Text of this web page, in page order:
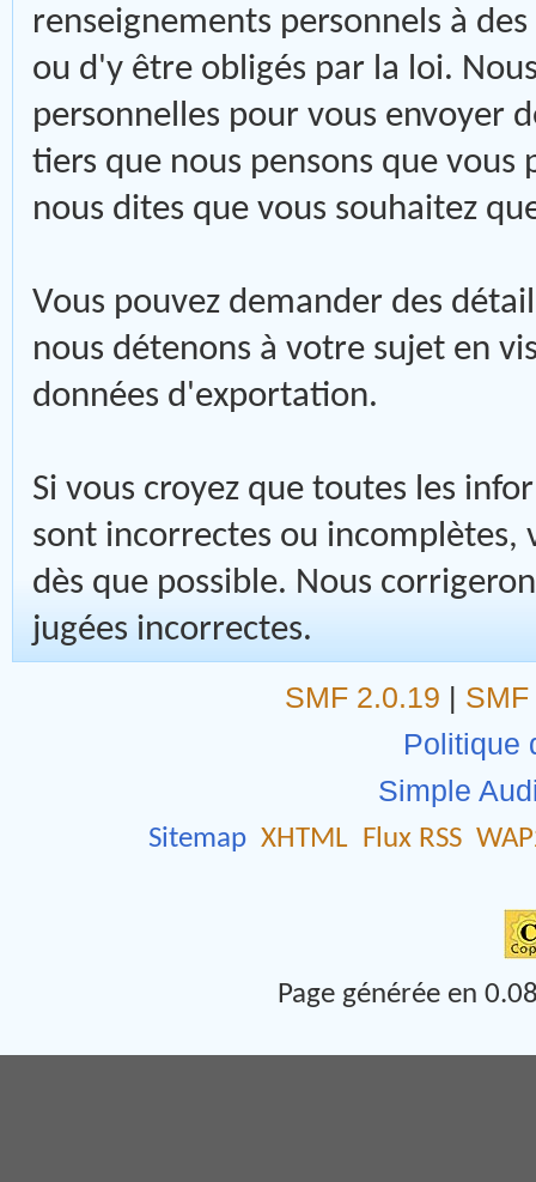
renseignements personnels à
ou d'y être obligés par la loi.
personnelles pour vous envoyer
tiers que nous pensons que
nous dites que vous souhaitez
Vous pouvez demander des
nous détenons à votre sujet en
données d'exportation.
Si vous croyez que toutes les
sont incorrectes ou incomplètes,
dès que possible. Nous
jugées incorrectes.
SMF 2.0.19 |
Politique
Simple
Sitemap XHTML Flux RSS
Page générée en